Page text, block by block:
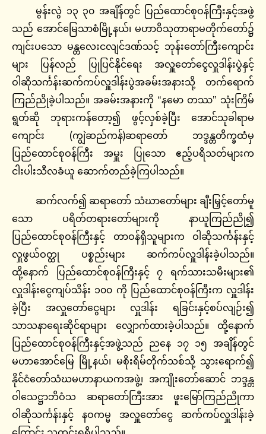
မွန်းလွဲ ၁၃ ၃၀ အချိန်တွင် ပြည်ထောင်စုဝန်ကြီးနှင့်အဖွဲ့
သည် အောင်မြေသာစံမြို့နယ်၊ မဟာဝိသုတာရာမတိုက်တော်၌
ကျင်းပသော မန္တလေးငလျင်ဒဏ်သင့် ဘုန်းတော်ကြီးကျောင်း
များ ပြန်လည် ပြုပြင်နိုင်ရေး အလှူတော်ငွေလှူဒါန်းပွဲနှင့်
ဝါဆိုသင်္ကန်းဆက်ကပ်လှူဒါန်းပွဲအခမ်းအနားသို့ တက်ရောက်
ကြည်ညိုခဲ့ပါသည်။ အခမ်းအနားကို “နမော တဿ” သုံးကြိမ်
ရွတ်ဆို ဘုရားကန်တော့၍ ဖွင့်လှစ်ခဲ့ပြီး အောင်သုခါရာမ
ကျောင်း (ကျွဲဆည်ကန်)ဆရာတော် ဘဒ္ဒန္တတိက္ခထံမှ
ပြည်ထောင်စုဝန်ကြီး အမှူး ပြုသော ဧည့်ပရိသတ်များက
ငါးပါးသီလခံယူ ဆောက်တည်ခဲ့ကြပါသည်။
ဆက်လက်၍ ဆရာတော် သံဃာတော်များ ချီးမြှင့်တော်မူ
သော ပရိတ်တရားတော်များကို နာယူကြည်ညို၍
ပြည်ထောင်စုဝန်ကြီးနှင့် တာဝန်ရှိသူများက ဝါဆိုသင်္ကန်းနှင့်
လှူဖွယ်ဝတ္ထု ပစ္စည်းများ ဆက်ကပ်လှူဒါန်းခဲ့ပါသည်။
ထို့နောက် ပြည်ထောင်စုဝန်ကြီးနှင့် ၇ ရက်သားသမီးများ၏
လှူဒါန်းငွေကျပ်သိန်း ၁၀၀ ကို ပြည်ထောင်စုဝန်ကြီးက လှူဒါန်း
ခဲ့ပြီး အလှူတော်ငွေများ လှူဒါန်း ရခြင်းနှင့်စပ်လျဉ်း၍
သာသနာရေးဆိုင်ရာများ လျှောက်ထားခဲ့ပါသည်။ ထို့နောက်
ပြည်ထောင်စုဝန်ကြီးနှင့်အဖွဲ့သည် ညနေ ၁၇ ၁၅ အချိန်တွင်
မဟာအောင်မြေ မြို့နယ်၊ မစိုးရိမ်တိုက်သစ်သို့ သွားရောက်၍
နိုင်ငံတော်သံဃမဟာနာယကအဖွဲ့၊ အကျိုးတော်ဆောင် ဘဒ္ဒန္တ
ဝါသေဋ္ဌာဘိဝံသ ဆရာတော်ကြီးအား ဖူးမြော်ကြည်ညိုကာ
ဝါဆိုသင်္ကန်းနှင့် နဝကမ္မ အလှူတော်ငွေ ဆက်ကပ်လှူဒါန်းခဲ့